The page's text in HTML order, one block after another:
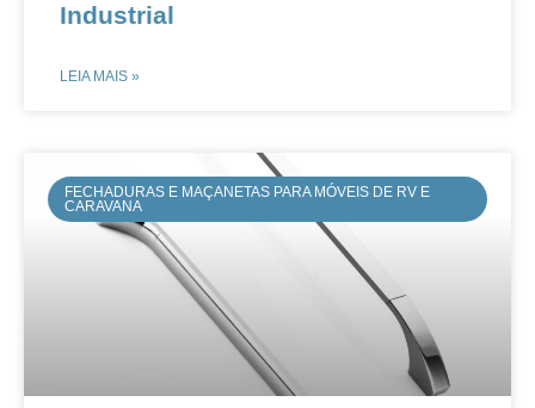
Industrial​​
LEIA MAIS »
FECHADURAS E MAÇANETAS PARA MÓVEIS DE RV E
CARAVANA